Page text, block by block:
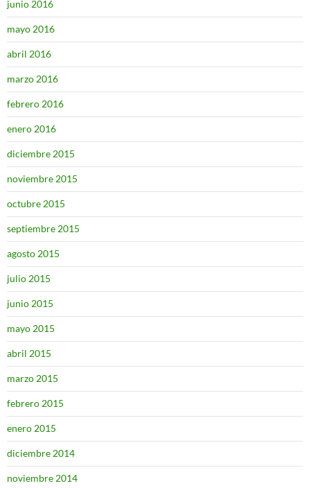
junio 2016
mayo 2016
abril 2016
marzo 2016
febrero 2016
enero 2016
diciembre 2015
noviembre 2015
octubre 2015
septiembre 2015
agosto 2015
julio 2015
junio 2015
mayo 2015
abril 2015
marzo 2015
febrero 2015
enero 2015
diciembre 2014
noviembre 2014